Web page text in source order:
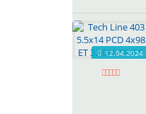
624
625
626
628
629
12.04.2024